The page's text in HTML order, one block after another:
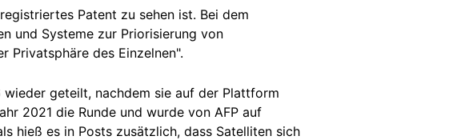
Patent zu sehen ist. Bei dem
und Systeme zur Priorisierung von
Privatsphäre des Einzelnen".
geteilt, nachdem sie auf der Plattform
2021 die Runde und wurde von AFP auf
hieß es in Posts zusätzlich, dass Satelliten sich